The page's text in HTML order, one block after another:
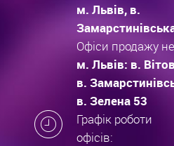
м. Львів, в.
Офіси продажу
м. Львів: в.
в.
в. Зелена 53
Графік роботи
офісів: